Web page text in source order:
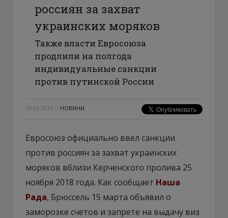
россиян за захват
украинских моряков
Также власти Евросоюза
продлили на полгода
индивидуальные санкции
против путинской России
15.03.2019 // НОВИНИ
Евросоюз официально ввел санкции
против россиян за захват украинских
моряков вблизи Керченского пролива 25
ноября 2018 года. Как сообщает Наша
Рада, Брюссель 15 марта объявил о
заморозке счетов и запрете на выдачу виз